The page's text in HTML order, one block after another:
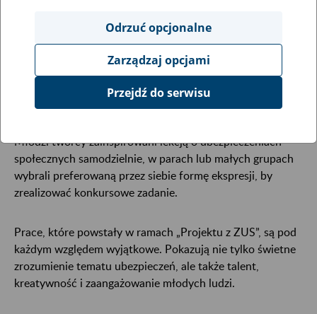
plastyków i twórców filmowych. Do etapu centralnego
zakwalifikowało się 39 prac.
Konkursowe zadanie nie było łatwe. Polegało na
wykonaniu plakatu, komiksu lub nagraniu filmu, który
Młodzi twórcy zainspirowani lekcją o ubezpieczeniach
społecznych samodzielnie, w parach lub małych grupach
wybrali preferowaną przez siebie formę ekspresji, by
zrealizować konkursowe zadanie.
Prace, które powstały w ramach „Projektu z ZUS”, są pod
każdym względem wyjątkowe. Pokazują nie tylko świetne
zrozumienie tematu ubezpieczeń, ale także talent,
kreatywność i zaangażowanie młodych ludzi.
Odrzuć opcjonalne
Zarządzaj opcjami
Przejdź do serwisu